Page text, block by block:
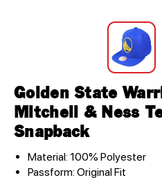
Golden State
Mitchell & Ness
Snapback
Material: 100% Polyester
Passform: Original Fit